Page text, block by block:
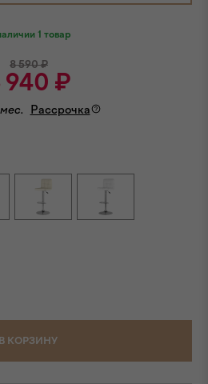
1 товар
8 590₽
940 ₽
Рассрочка
В КОРЗИНУ